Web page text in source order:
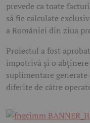
prevede ca toate
să fie calculate
a României din ziua
Proiectul a fost
împotrivă și o
suplimentare
diferite de către